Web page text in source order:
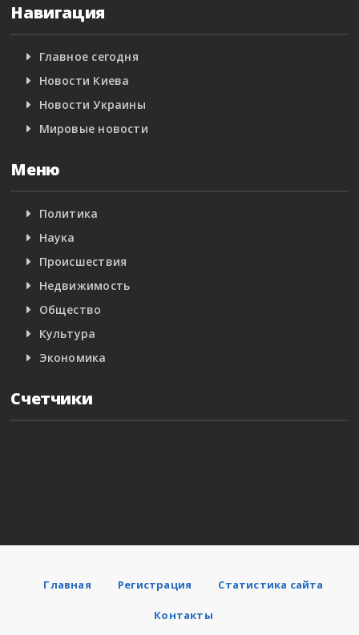
Навигация
Главное сегодня
Новости Киева
Новости Украины
Мировые новости
Меню
Политика
Наука
Происшествия
Недвижимость
Общество
Культура
Экономика
Счетчики
Главная Регистрация Статистика сайта
Контакты